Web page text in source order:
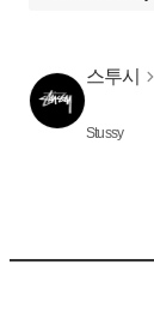
스투시
Stussy